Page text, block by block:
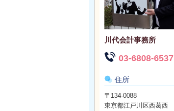
川代会計事務所
03-6808-6537
住所
〒134-0088
東京都江戸川区西葛西